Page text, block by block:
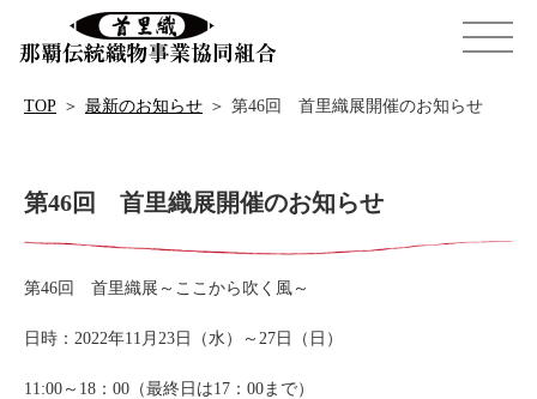
TOP ＞ 最新のお知らせ ＞ 第46回 首里織展開催のお知らせ
第46回 首里織展開催のお知らせ
第46回 首里織展～ここから吹く風～
日時：2022年11月23日（水）～27日（日）
11:00～18：00（最終日は17：00まで）